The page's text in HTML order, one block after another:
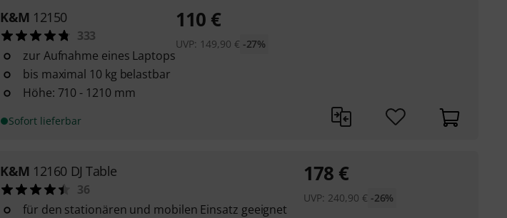
K&M 12150
333
zur Aufnahme eines Laptops
bis maximal 10 kg belastbar
Höhe: 710 - 1210 mm
Sofort lieferbar
110 €
UVP: 149,90 € -27%
K&M 12160 DJ Table
36
für den stationären und mobilen Einsatz geeignet
178 €
UVP: 240,90 € -26%